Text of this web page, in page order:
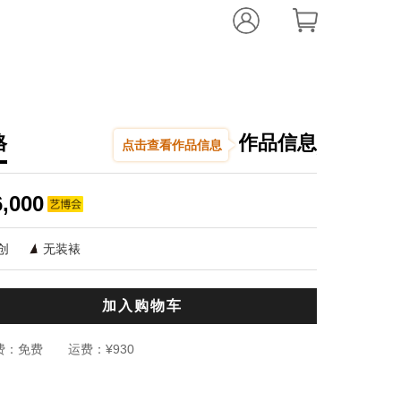
点击查看作品信息 作品信息
无装裱
加入购物车
免费 运费： ¥930
邹洪元
艺术家邹洪元